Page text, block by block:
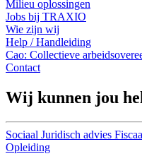
Milieu oplossingen
Jobs bij TRAXIO
Wie zijn wij
Help / Handleiding
Cao: Collectieve
Contact
Wij kunnen jou
Sociaal Juridisch advies
Opleiding